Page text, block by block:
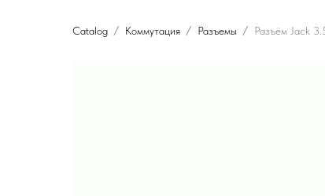
Catalog Коммутация Разъемы Разъём Jack